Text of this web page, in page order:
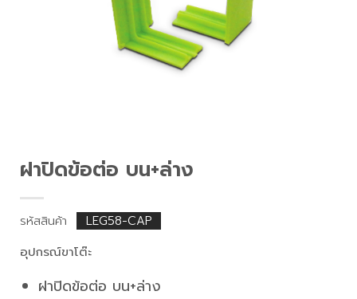
ฝาปิดข้อต่อ บน+ล่าง
รหัสสินค้า
LEG58-CAP
อุปกรณ์ขาโต๊ะ
ฝาปิดข้อต่อ บน+ล่าง